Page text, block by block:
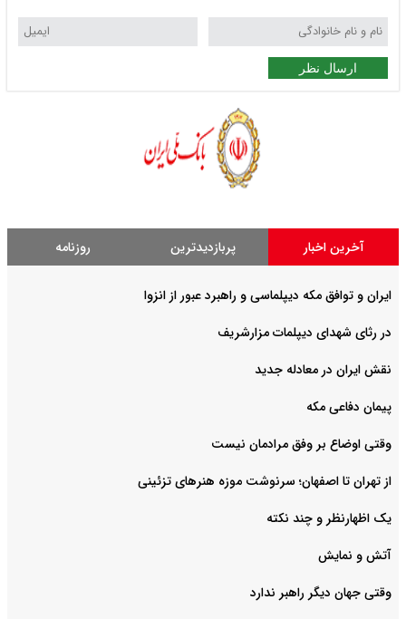
ارسال نظر
آخرین اخبار پربازدیدترین روزنامه
ایران و توافق مکه دیپلماسی و راهبرد عبور از انزوا
در رثای شهدای دیپلمات مزارشریف
نقش ایران در معادله جدید
پیمان دفاعی مکه
وقتی اوضاع بر وفق مرادمان نیست
از تهران تا اصفهان؛ سرنوشت موزه هنرهای تزئینی
یک اظهارنظر و چند نکته
آتش و نمایش
وقتی جهان دیگر راهبر ندارد